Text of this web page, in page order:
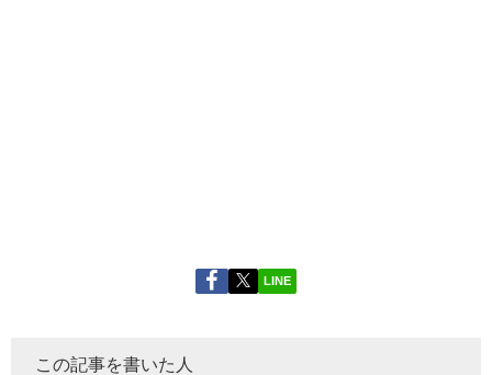
LINE
この記事を書いた人